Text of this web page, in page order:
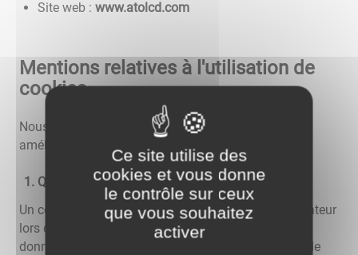
Site web : www.atolcd.com
Mentions relatives à l'utilisation de
cookies
Nous utilisons différents cookies sur le site pour
améliorer l'interactivité du site.
Qu'est-ce qu'un "cookie" ?
Un cookie est un fichier texte déposé sur votre ordinateur
lors de la visite d'un site. Il permet de conserver des
données utilisateur afin de faciliter la navigation et de
Ce site utilise des
cookies et vous donne
le contrôle sur ceux
que vous souhaitez
activer